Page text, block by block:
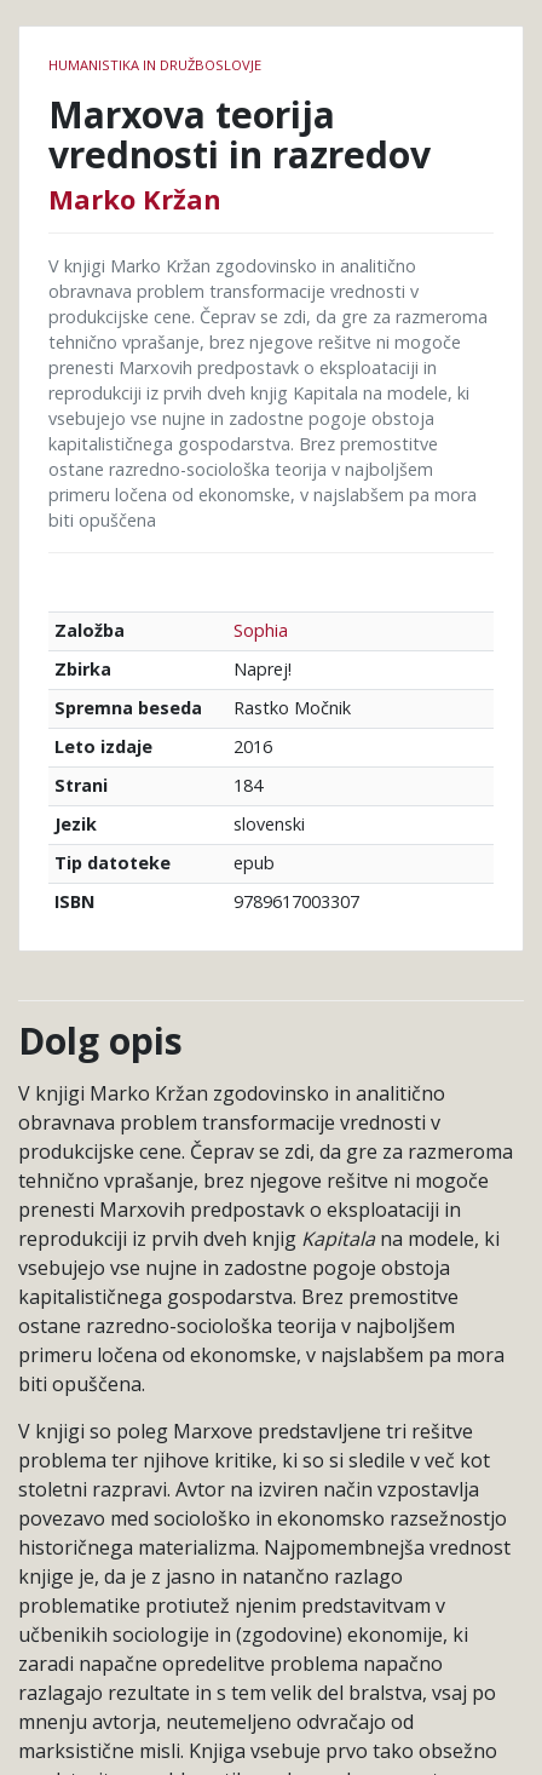
Podrobnosti
knjige
HUMANISTIKA IN DRUŽBOSLOVJE
Marxova teorija
vrednosti in razredov
Marko Kržan
V knjigi Marko Kržan zgodovinsko in analitično
obravnava problem transformacije vrednosti v
produkcijske cene. Čeprav se zdi, da gre za razmeroma
tehnično vprašanje, brez njegove rešitve ni mogoče
prenesti Marxovih predpostavk o eksploataciji in
reprodukciji iz prvih dveh knjig Kapitala na modele, ki
vsebujejo vse nujne in zadostne pogoje obstoja
kapitalističnega gospodarstva. Brez premostitve
ostane razredno-sociološka teorija v najboljšem
primeru ločena od ekonomske, v najslabšem pa mora
biti opuščena
Založba
Sophia
Zbirka
Naprej!
Spremna beseda
Rastko Močnik
Leto izdaje
2016
Strani
184
Jezik
slovenski
Tip datoteke
epub
ISBN
9789617003307
Dolg opis
V knjigi Marko Kržan zgodovinsko in analitično
obravnava problem transformacije vrednosti v
produkcijske cene. Čeprav se zdi, da gre za razmeroma
tehnično vprašanje, brez njegove rešitve ni mogoče
prenesti Marxovih predpostavk o eksploataciji in
reprodukciji iz prvih dveh knjig Kapitala na modele, ki
vsebujejo vse nujne in zadostne pogoje obstoja
kapitalističnega gospodarstva. Brez premostitve
ostane razredno-sociološka teorija v najboljšem
primeru ločena od ekonomske, v najslabšem pa mora
biti opuščena.
V knjigi so poleg Marxove predstavljene tri rešitve
problema ter njihove kritike, ki so si sledile v več kot
stoletni razpravi. Avtor na izviren način vzpostavlja
povezavo med sociološko in ekonomsko razsežnostjo
historičnega materializma. Najpomembnejša vrednost
knjige je, da je z jasno in natančno razlago
problematike protiutež njenim predstavitvam v
učbenikih sociologije in (zgodovine) ekonomije, ki
zaradi napačne opredelitve problema napačno
razlagajo rezultate in s tem velik del bralstva, vsaj po
mnenju avtorja, neutemeljeno odvračajo od
marksistične misli. Knjiga vsebuje prvo tako obsežno